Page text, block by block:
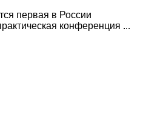
первая в России
конференция ...